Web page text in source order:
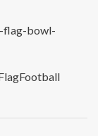
flag-bowl-